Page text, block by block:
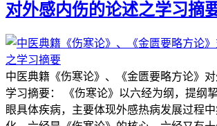
对外感内伤的论述之学习摘
中医典籍《伤寒论》、《金匮要略方论》
学习摘要： 《伤寒论》以六经为纲，提纲
眼具体疾病，主要体现外感热病发展过程